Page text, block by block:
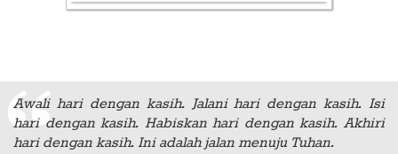
Awali hari dengan kasih. Jalani hari dengan kasih. Isi
hari dengan kasih. Habiskan hari dengan kasih. Akhiri
hari dengan kasih. Ini adalah jalan menuju Tuhan.